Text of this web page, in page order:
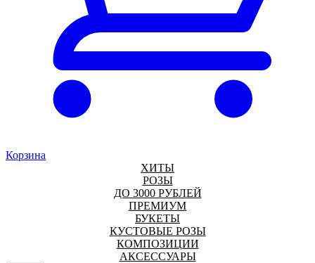
Корзина
ХИТЫ
РОЗЫ
ДО 3000 РУБЛЕЙ
ПРЕМИУМ
БУКЕТЫ
КУСТОВЫЕ РОЗЫ
КОМПОЗИЦИИ
АКСЕССУАРЫ